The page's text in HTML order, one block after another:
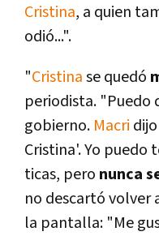
Cristina, a quien
odió...".
"Cristinase quedó
periodista. "Puedo
gobierno. Macri
Cristina'. Yo
ticas, pero nunca
no descartó
la pantalla: "Me